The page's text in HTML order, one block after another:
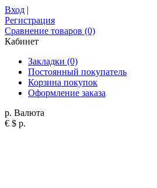
Вход |
Регистрация
Сравнение товаров (0)
Кабинет
Закладки (0)
Постоянный покупатель
Корзина покупок
Оформление заказа
р. Валюта
€ $ р.